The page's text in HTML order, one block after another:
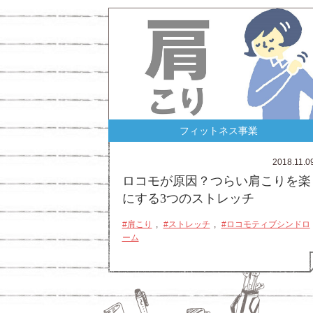
フィットネス事業
ロコモが原因？つらい肩こりを楽
にする3つのストレッチ
#肩こり #ストレッチ
#ロコモティブシンドロ
ーム